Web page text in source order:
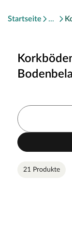
Startseite
21 Produkte